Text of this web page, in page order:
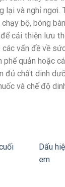
lại và nghỉ
bộ, bóng
cải thiện lưu
vấn đề về
quản hoặc
chất dinh
và chế độ
Dấu
em